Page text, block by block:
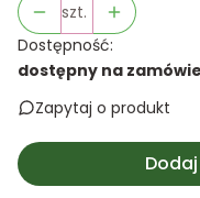
szt.
Dostępność:
dostępny na
Zapytaj o produkt